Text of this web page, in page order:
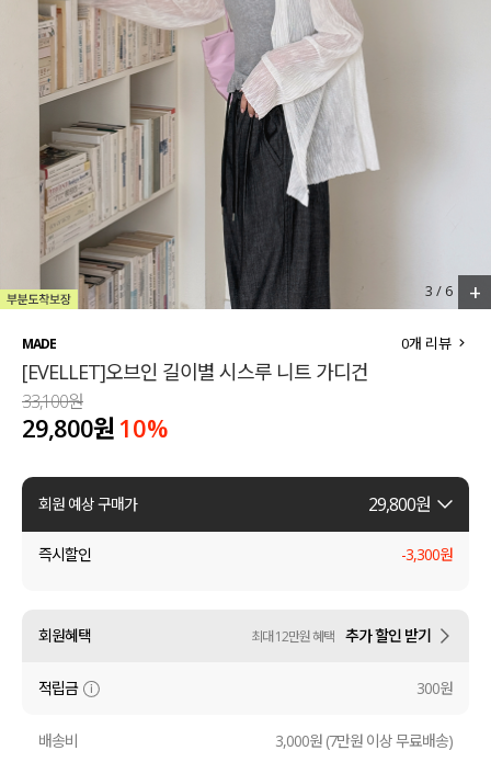
베스트
MADE
세트할인 ~30%
하객룩
살안타템
110사이즈
티셔츠
팬츠
셔츠
원피스
액티브
아우터
티셔츠
니트
블라우스
원피스
팬츠
스커트
언더웨어
4 / 6 +
MADE
[EVELLET]오브인 길이별 시스루 니트 가디건
0개 리뷰
33,100원
29,800원 10%
회원 예상 구매가 29,800원
즉시할인 -3,300원
회원혜택 최대 12만원 혜택 추가 할인 받기
적립금 300원
배송비 3,000원 (7만원 이상 무료배송)